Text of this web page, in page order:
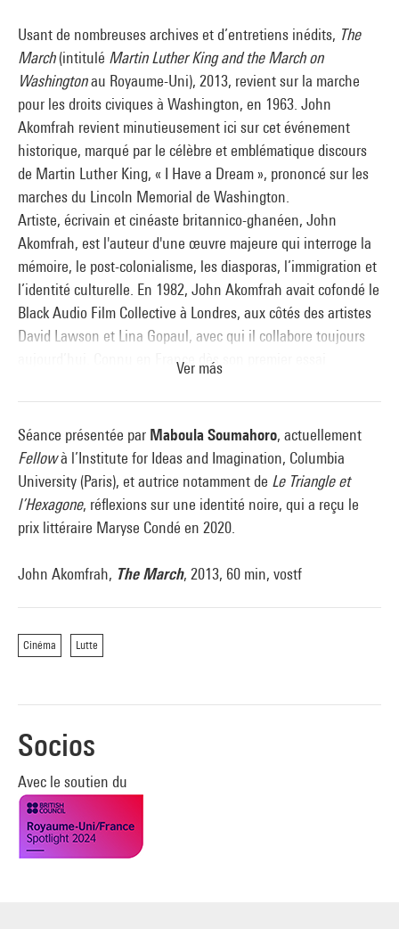
Usant de nombreuses archives et d’entretiens inédits, The
March(intitulé Martin Luther King and the March on
Washingtonau Royaume-Uni), 2013, revient sur la marche
pour les droits civiques à Washington, en 1963. John
Akomfrah revient minutieusement ici sur cet événement
historique, marqué par le célèbre et emblématique discours
de Martin Luther King, « I Have a Dream », prononcé sur les
marches du Lincoln Memorial de Washington.
Artiste, écrivain et cinéaste britannico-ghanéen, John
Akomfrah, est l'auteur d'une œuvre majeure qui interroge la
mémoire, le post-colonialisme, les diasporas, l’immigration et
l’identité culturelle. En 1982, John Akomfrah avait cofondé le
Black Audio Film Collective à Londres, aux côtés des artistes
David Lawson et Lina Gopaul, avec qui il collabore toujours
aujourd’hui. Connu en France dès son premier essai
Handsworth Songs(1986, 61 min), il a depuis réalisé plus de
vingt films, présentés dans les musées du monde entier, les
salles de cinéma et à la télévision britannique. En 2024, il est
le commissaire du Pavillon britannique à la Mostra de Venise.
Ver más
Séance présentée par Maboula Soumahoro, actuellement
Fellowà l’Institute for Ideas and Imagination, Columbia
University (Paris), et autrice notamment de Le Triangle et
l’Hexagone, réflexions sur une identité noire, qui a reçu le
prix littéraire Maryse Condé en 2020.
John Akomfrah, The March, 2013, 60 min, vostf
Cinéma Lutte
Socios
Avec le soutien du